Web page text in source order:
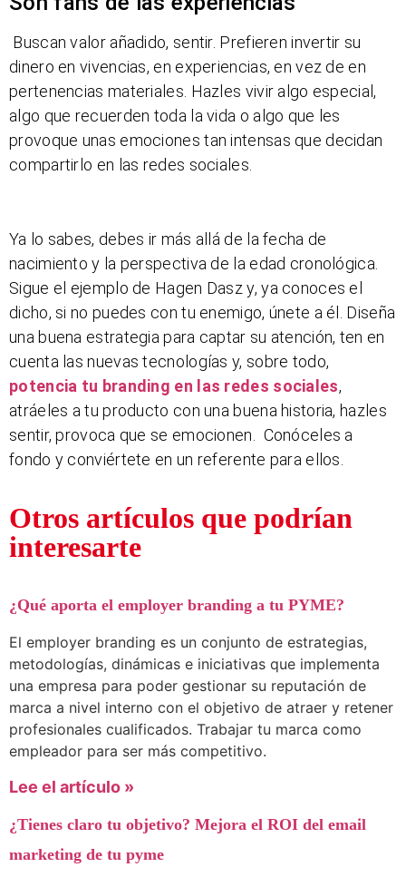
Buscan valor añadido, sentir. Prefieren invertir su
dinero en vivencias, en experiencias, en vez de en
pertenencias materiales. Hazles vivir algo especial,
algo que recuerden toda la vida o algo que les
provoque unas emociones tan intensas que decidan
compartirlo en las redes sociales.
Ya lo sabes, debes ir más allá de la fecha de
nacimiento y la perspectiva de la edad cronológica.
Sigue el ejemplo de Hagen Dasz y, ya conoces el
dicho, si no puedes con tu enemigo, únete a él. Diseña
una buena estrategia para captar su atención, ten en
cuenta las nuevas tecnologías y, sobre todo,
potencia tu branding en las redes sociales,
atráeles a tu producto con una buena historia, hazles
sentir, provoca que se emocionen. Conóceles a
fondo y conviértete en un referente para ellos.
Otros artículos que podrían
interesarte
¿Qué aporta el employer branding a tu PYME?
El employer branding es un conjunto de estrategias,
metodologías, dinámicas e iniciativas que implementa
una empresa para poder gestionar su reputación de
marca a nivel interno con el objetivo de atraer y retener
profesionales cualificados. Trabajar tu marca como
empleador para ser más competitivo.
Lee el artículo »
¿Tienes claro tu objetivo? Mejora el ROI del email
marketing de tu pyme